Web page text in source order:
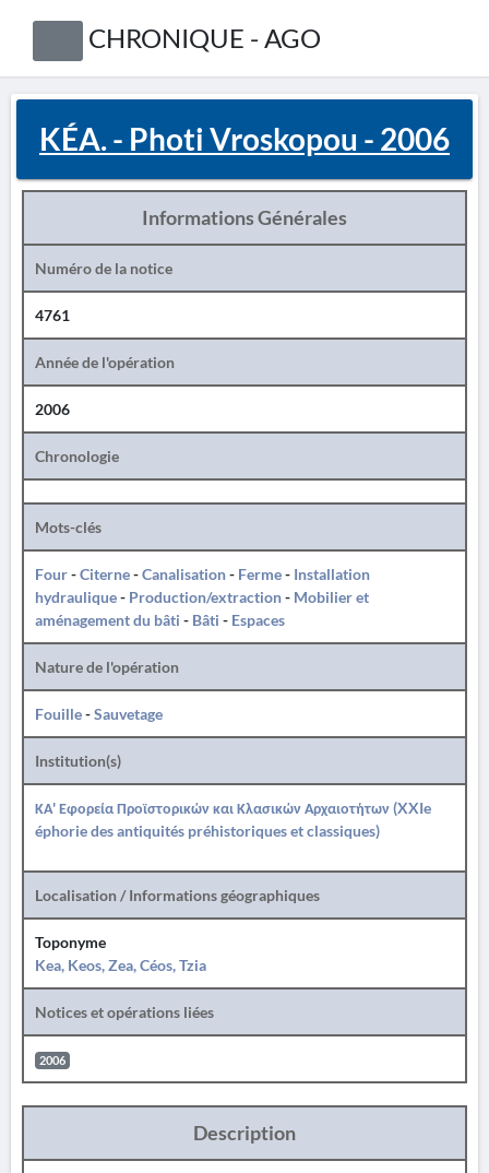
CHRONIQUE - AGO
KÉA. - Photi Vroskopou - 2006
Informations Générales
Numéro de la notice
4761
Année de l'opération
2006
Chronologie
Mots-clés
Four-Citerne-Canalisation- Ferme- Installation
hydraulique- Production/extraction- Mobilier et
aménagement du bâti - Bâti - Espaces
Nature de l'opération
Fouille-Sauvetage
Institution(s)
ΚΑ' Εφορεία Προϊστορικών και Κλασικών Αρχαιοτήτων (XXIe
éphorie des antiquités préhistoriques et classiques)
Localisation / Informations géographiques
Toponyme
Kea, Keos, Zea, Céos, Tzia
Notices et opérations liées
2006
Description